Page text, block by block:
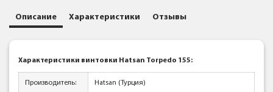
Описание Характеристики Отзывы
Характеристики винтовки Hatsan Torpedo 155:
Производитель: Hatsan (Турция)